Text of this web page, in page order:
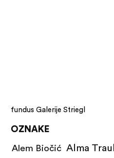
fundus Galerije Striegl
OZNAKE
Alem Biočić Alma